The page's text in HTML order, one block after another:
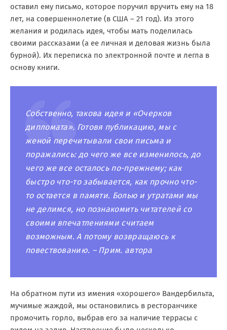
оставил ему письмо, которое поручил вручить ему на 18
лет, на совершеннолетие (в США – 21 год). Из этого
желания и родилась идея, чтобы мать поделилась
своими рассказами (а ее личная и деловая жизнь была
бурной). Их переписка по электронной почте и легла в
основу книги.
Собственно, такова идея и «Очерков
дипломата». Готовя публикацию, мы с
женой перечитывали свои письма и
поражались: до чего же все изменилось, до
чего же все осталось по-прежнему; как
быстро что-то забывается, как прочно что-
то остается в памяти. Болью и утратами мы
не делимся, но познакомить читателей со
своими впечатлениями считаем
возможным. А потому возвращаюсь к
повествованию. – Прим. автора
На обратном пути из имения «хорошего» Вандербильта,
мучимые жаждой, мы остановились в ресторанчике
промочить горло, выбрав его за наличие террасы с